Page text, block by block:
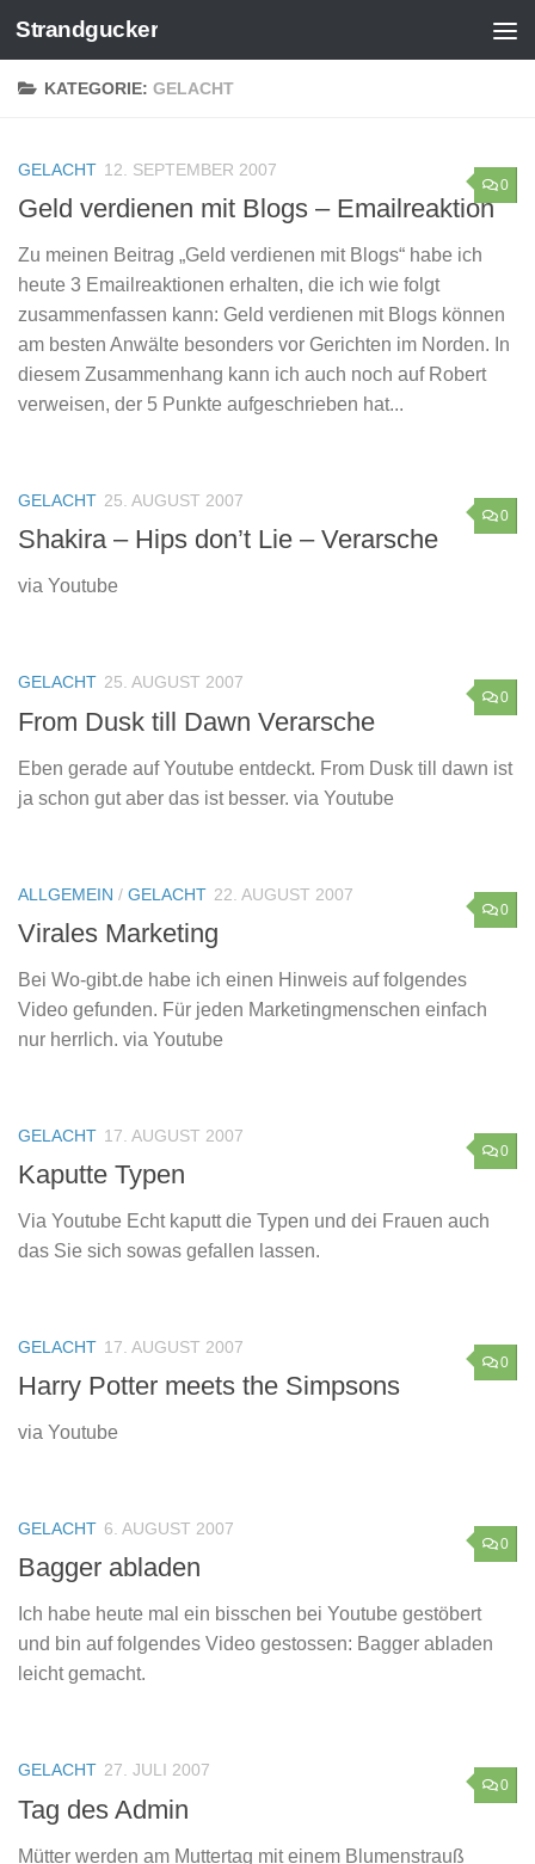
Zum Inhalt springen
Strandgucker
KATEGORIE: GELACHT
0
GELACHT 12. SEPTEMBER 2007
Geld verdienen mit Blogs – Emailreaktion
Zu meinen Beitrag „Geld verdienen mit Blogs“ habe ich
heute 3 Emailreaktionen erhalten, die ich wie folgt
zusammenfassen kann: Geld verdienen mit Blogs können
am besten Anwälte besonders vor Gerichten im Norden. In
diesem Zusammenhang kann ich auch noch auf Robert
verweisen, der 5 Punkte aufgeschrieben hat...
0
GELACHT 25. AUGUST 2007
Shakira – Hips don’t Lie – Verarsche
via Youtube
0
GELACHT 25. AUGUST 2007
From Dusk till Dawn Verarsche
Eben gerade auf Youtube entdeckt. From Dusk till dawn ist
ja schon gut aber das ist besser. via Youtube
0
ALLGEMEIN / GELACHT 22. AUGUST 2007
Virales Marketing
Bei Wo-gibt.de habe ich einen Hinweis auf folgendes
Video gefunden. Für jeden Marketingmenschen einfach
nur herrlich. via Youtube
0
GELACHT 17. AUGUST 2007
Kaputte Typen
Via Youtube Echt kaputt die Typen und dei Frauen auch
das Sie sich sowas gefallen lassen.
0
GELACHT 17. AUGUST 2007
Harry Potter meets the Simpsons
via Youtube
0
GELACHT 6. AUGUST 2007
Bagger abladen
Ich habe heute mal ein bisschen bei Youtube gestöbert
und bin auf folgendes Video gestossen: Bagger abladen
leicht gemacht.
0
GELACHT 27. JULI 2007
Tag des Admin
Mütter werden am Muttertag mit einem Blumenstrauß